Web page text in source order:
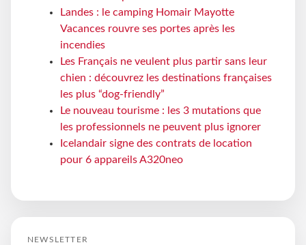
Landes : le camping Homair Mayotte
Vacances rouvre ses portes après les
incendies
Les Français ne veulent plus partir sans leur
chien : découvrez les destinations françaises
les plus “dog-friendly”
Le nouveau tourisme : les 3 mutations que
les professionnels ne peuvent plus ignorer
Icelandair signe des contrats de location
pour 6 appareils A320neo
NEWSLETTER